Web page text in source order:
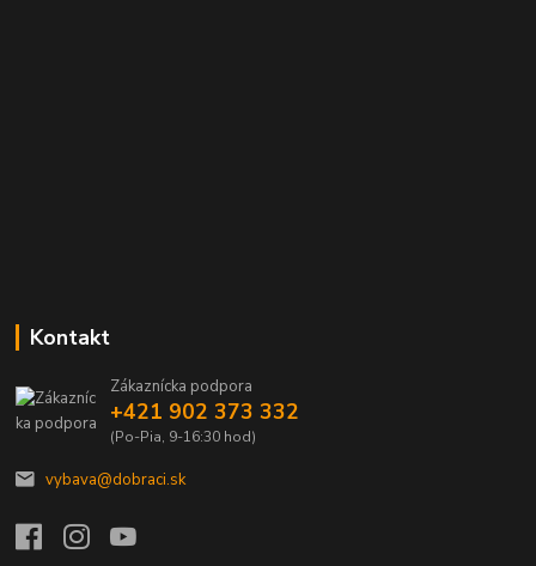
Kontakt
Zákaznícka podpora
+421 902 373 332
(Po-Pia, 9-16:30 hod)
vybava@dobraci.sk